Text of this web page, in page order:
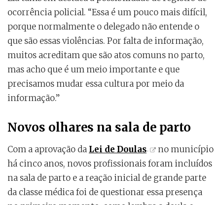
ocorrência policial. “Essa é um pouco mais difícil,
porque normalmente o delegado não entende o
que são essas violências. Por falta de informação,
muitos acreditam que são atos comuns no parto,
mas acho que é um meio importante e que
precisamos mudar essa cultura por meio da
informação.”
Novos olhares na sala de parto
Com a aprovação da Lei de Doulas
no município
há cinco anos, novos profissionais foram incluídos
na sala de parto e a reação inicial de grande parte
da classe médica foi de questionar essa presença